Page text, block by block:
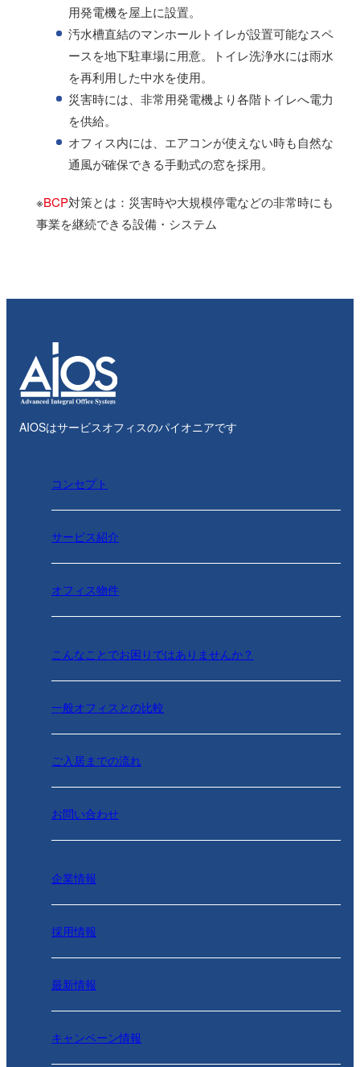
用発電機を屋上に設置。
汚水槽直結のマンホールトイレが設置可能なスペ
ースを地下駐車場に用意。トイレ洗浄水には雨水
を再利用した中水を使用。
災害時には、非常用発電機より各階トイレへ電力
を供給。
オフィス内には、エアコンが使えない時も自然な
通風が確保できる手動式の窓を採用。
BCP対策とは：災害時や大規模停電などの非常時にも
事業を継続できる設備・システム
AIOSはサービスオフィスのパイオニアです
コンセプト
サービス紹介
オフィス物件
こんなことでお困りではありませんか？
一般オフィスとの比較
ご入居までの流れ
お問い合わせ
企業情報
採用情報
最新情報
キャンペーン情報